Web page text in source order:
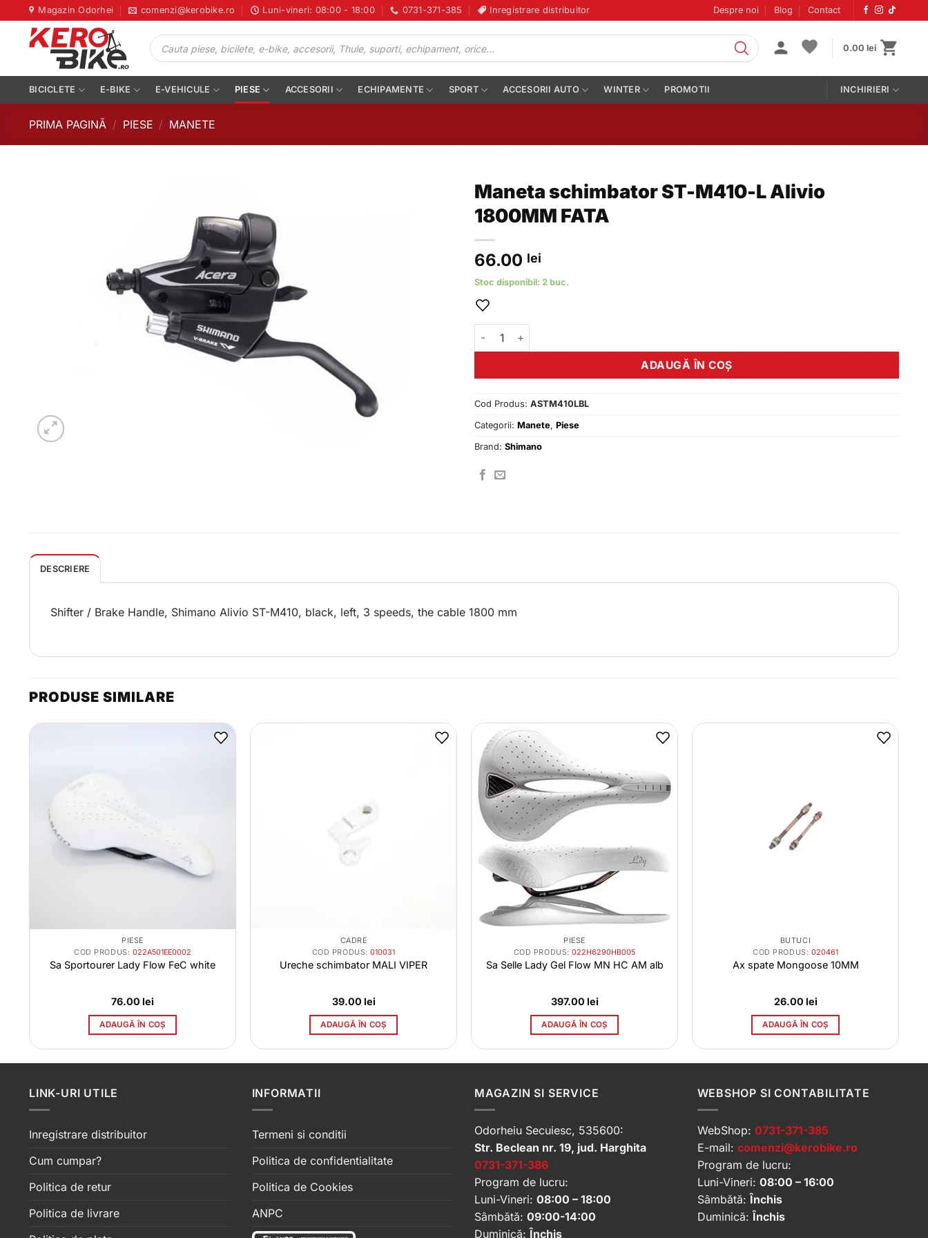
to
content
Magazin Odorhei comenzi@kerobike.ro Luni-vineri: 08:00 - 18:00 0731-371-385 Inregistrare distribuitor Despre noi Blog Contact
Products
search
0.00 lei
BICICLETE E-BIKE E-VEHICULE PIESE ACCESORII ECHIPAMENTE SPORT ACCESORII AUTO WINTER PROMOTII INCHIRIERI
PRIMA PAGINĂ / PIESE / MANETE
Maneta schimbator ST-M410-L Alivio
1800MM FATA
66.00 lei
Stoc disponibil: 2 buc.
Cantitate Maneta schimbator ST-M410-L Alivio 1800MM FATA
ADAUGĂ ÎN COȘ
Cod Produs: ASTM410LBL
Categorii: Manete, Piese
Brand: Shimano
DESCRIERE
Shifter / Brake Handle, Shimano Alivio ST-M410, black, left, 3 speeds, the cable 1800 mm
PRODUSE SIMILARE
PIESE
COD PRODUS: 022A501EE0002
Sa Sportourer Lady Flow FeC white
76.00 lei
ADAUGĂ ÎN COȘ
CADRE
COD PRODUS:010031
Ureche schimbator MALI VIPER
39.00 lei
ADAUGĂ ÎN COȘ
PIESE
COD PRODUS:022H6290HB005
Sa Selle Lady Gel Flow MN HC AM alb
397.00 lei
ADAUGĂ ÎN COȘ
BUTUCI
COD PRODUS: 020461
Ax spate Mongoose 10MM
26.00 lei
ADAUGĂ ÎN COȘ
LINK-URI UTILE
Inregistrare distribuitor
Cum cumpar?
Politica de retur
Politica de livrare
INFORMATII
Termeni si conditii
Politica de confidentialitate
Politica de Cookies
ANPC
MAGAZIN SI SERVICE
Odorheiu Secuiesc, 535600:
Str. Beclean nr. 19, jud. Harghita
0731-371-386
Program de lucru:
Luni-Vineri: 08:00 – 18:00
Sâmbătă: 09:00-14:00
Duminică: Închis
WEBSHOP SI CONTABILITATE
WebShop: 0731-371-385
E-mail: comenzi@kerobike.ro
Program de lucru:
Luni-Vineri: 08:00 – 16:00
Sâmbătă: Închis
Duminică: Închis